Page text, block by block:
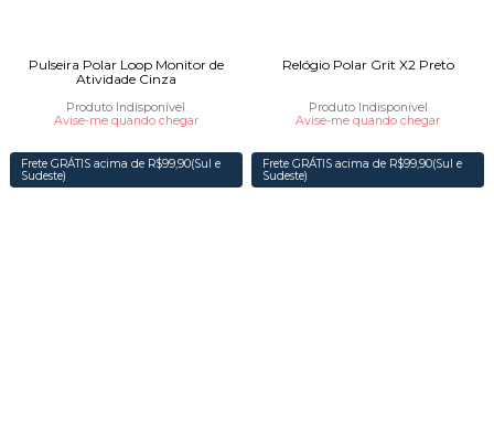
Pulseira Polar Loop Monitor de
Atividade Cinza
Produto Indisponível
Avise-me quando chegar
Frete GRÁTIS acima de R$99,90(Sul e
Sudeste)
Relógio Polar Grit X2 Preto
Produto Indisponível
Avise-me quando chegar
Frete GRÁTIS acima de R$99,90(Sul e
Sudeste)